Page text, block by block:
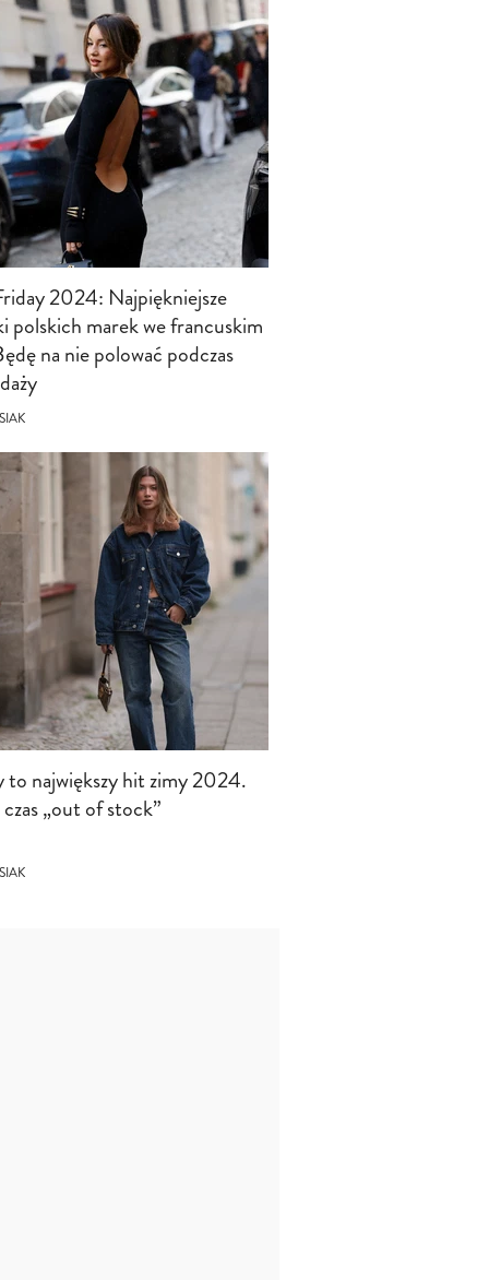
2024: Najpiękniejsze
polskich marek we francuskim
na nie polować podczas
to największy hit zimy 2024.
czas „out of stock”